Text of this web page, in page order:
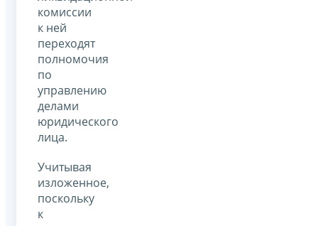
комиссии
к ней
переходят
полномочия
по
управлению
делами
юридического
лица.
Учитывая
изложенное,
поскольку
к